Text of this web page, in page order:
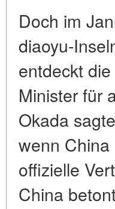
Doch im
diaoyu-
entdeckt
Minister für
Okada
wenn
offizielle
China